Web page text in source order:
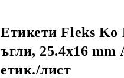
Етикети Fleks Ko
ъгли, 25.4x16 mm
етик./лист